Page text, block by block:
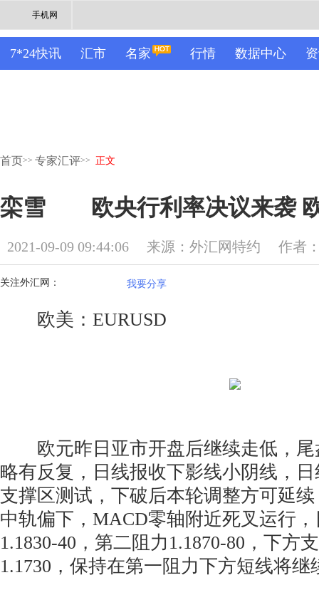
手机网
7*24快讯 汇市 名家 行情 数据中心
首页>> 专家汇评>> 正文
栾雪 欧央行利率决议来袭
2021-09-09 09:44:06 来源：外汇网特约 作者
关注外汇网： 我要分享
欧美：EURUSD
欧元昨日亚市开盘后继续走低，尾
略有反复，日线报收下影线小阴线，
支撑区测试，下破后本轮调整方可延
中轨偏下，MACD零轴附近死叉运行
1.1830-40，第二阻力1.1870-80，下方
1.1730，保持在第一阻力下方短线将